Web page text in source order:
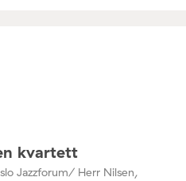
kvartett
Jazzforum/ Herr Nilsen,